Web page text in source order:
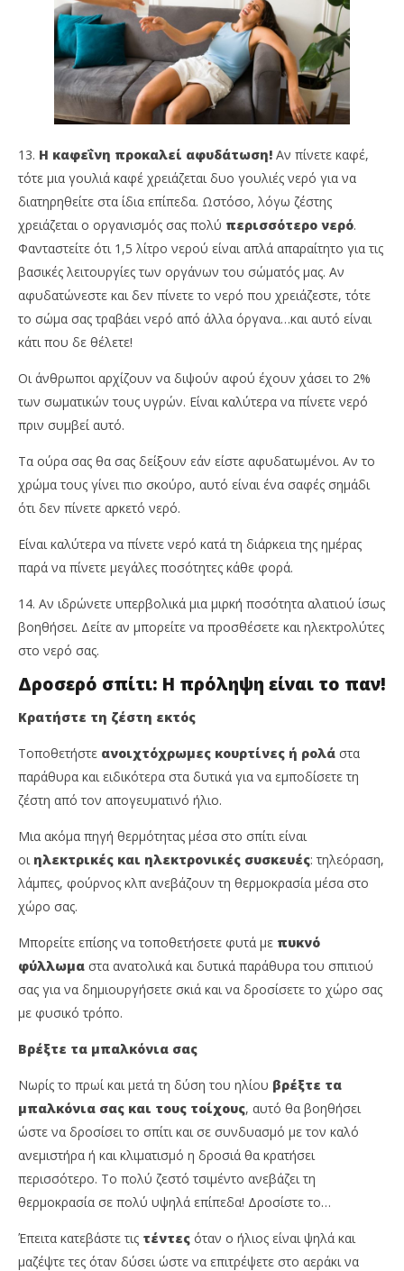
13. Η καφεΐνη προκαλεί αφυδάτωση! Αν πίνετε καφέ,
τότε μια γουλιά καφέ χρειάζεται δυο γουλιές νερό για να
διατηρηθείτε στα ίδια επίπεδα. Ωστόσο, λόγω ζέστης
χρειάζεται ο οργανισμός σας πολύ περισσότερο νερό.
Φανταστείτε ότι 1,5 λίτρο νερού είναι απλά απαραίτητο για τις
βασικές λειτουργίες των οργάνων του σώματός μας. Αν
αφυδατώνεστε και δεν πίνετε το νερό που χρειάζεστε, τότε
το σώμα σας τραβάει νερό από άλλα όργανα…και αυτό είναι
κάτι που δε θέλετε!
Οι άνθρωποι αρχίζουν να διψούν αφού έχουν χάσει το 2%
των σωματικών τους υγρών. Είναι καλύτερα να πίνετε νερό
πριν συμβεί αυτό.
Τα ούρα σας θα σας δείξουν εάν είστε αφυδατωμένοι. Αν το
χρώμα τους γίνει πιο σκούρο, αυτό είναι ένα σαφές σημάδι
ότι δεν πίνετε αρκετό νερό.
Είναι καλύτερα να πίνετε νερό κατά τη διάρκεια της ημέρας
παρά να πίνετε μεγάλες ποσότητες κάθε φορά.
14. Αν ιδρώνετε υπερβολικά μια μιρκή ποσότητα αλατιού ίσως
βοηθήσει. Δείτε αν μπορείτε να προσθέσετε και ηλεκτρολύτες
στο νερό σας.
Δροσερό σπίτι: Η πρόληψη είναι το παν!
Κρατήστε τη ζέστη εκτός
Τοποθετήστε ανοιχτόχρωμες κουρτίνες ή ρολά στα
παράθυρα και ειδικότερα στα δυτικά για να εμποδίσετε τη
ζέστη από τον απογευματινό ήλιο.
Μια ακόμα πηγή θερμότητας μέσα στο σπίτι είναι
οιηλεκτρικές και ηλεκτρονικές συσκευές: τηλεόραση,
λάμπες, φούρνος κλπ ανεβάζουν τη θερμοκρασία μέσα στο
χώρο σας.
Μπορείτε επίσης να τοποθετήσετε φυτά με πυκνό
φύλλωμα στα ανατολικά και δυτικά παράθυρα του σπιτιού
σας για να δημιουργήσετε σκιά και να δροσίσετε το χώρο σας
με φυσικό τρόπο.
Βρέξτε τα μπαλκόνια σας
Νωρίς το πρωί και μετά τη δύση του ηλίου βρέξτε τα
μπαλκόνια σας και τους τοίχους, αυτό θα βοηθήσει
ώστε να δροσίσει το σπίτι και σε συνδυασμό με τον καλό
ανεμιστήρα ή και κλιματισμό η δροσιά θα κρατήσει
περισσότερο. Το πολύ ζεστό τσιμέντο ανεβάζει τη
θερμοκρασία σε πολύ υψηλά επίπεδα! Δροσίστε το…
Έπειτα κατεβάστε τις τέντες όταν ο ήλιος είναι ψηλά και
μαζέψτε τες όταν δύσει ώστε να επιτρέψετε στο αεράκι να